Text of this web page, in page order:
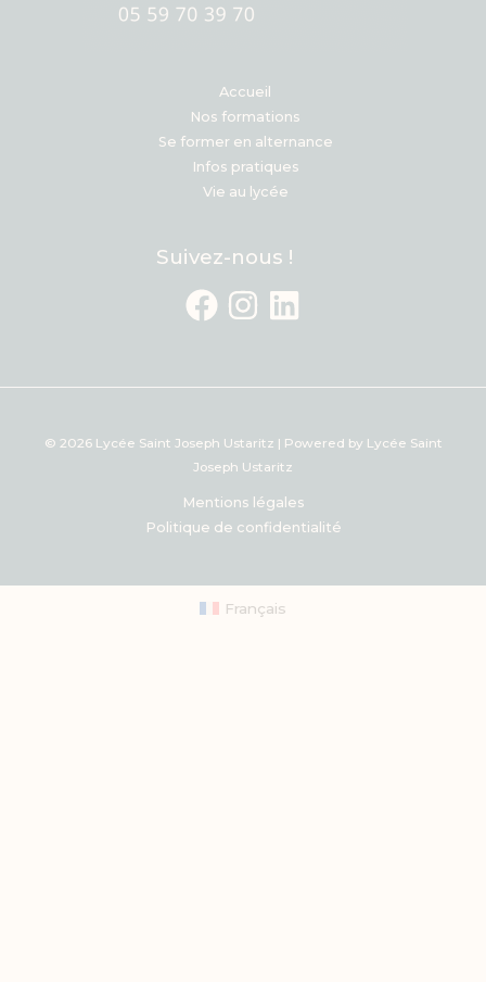
Accueil
Nos formations
Se former en alternance
Infos pratiques
Vie au lycée
Suivez-nous !
© 2026 Lycée Saint Joseph Ustaritz | Powered by Lycée Saint
Joseph Ustaritz
Mentions légales
Politique de confidentialité
Français